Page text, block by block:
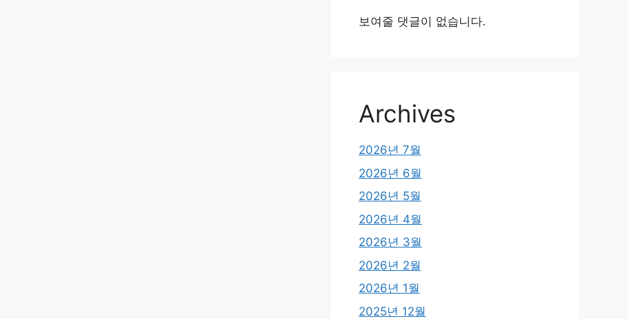
보여줄 댓글이 없습니다.
Archives
2026년 7월
2026년 6월
2026년 5월
2026년 4월
2026년 3월
2026년 2월
2026년 1월
2025년 12월